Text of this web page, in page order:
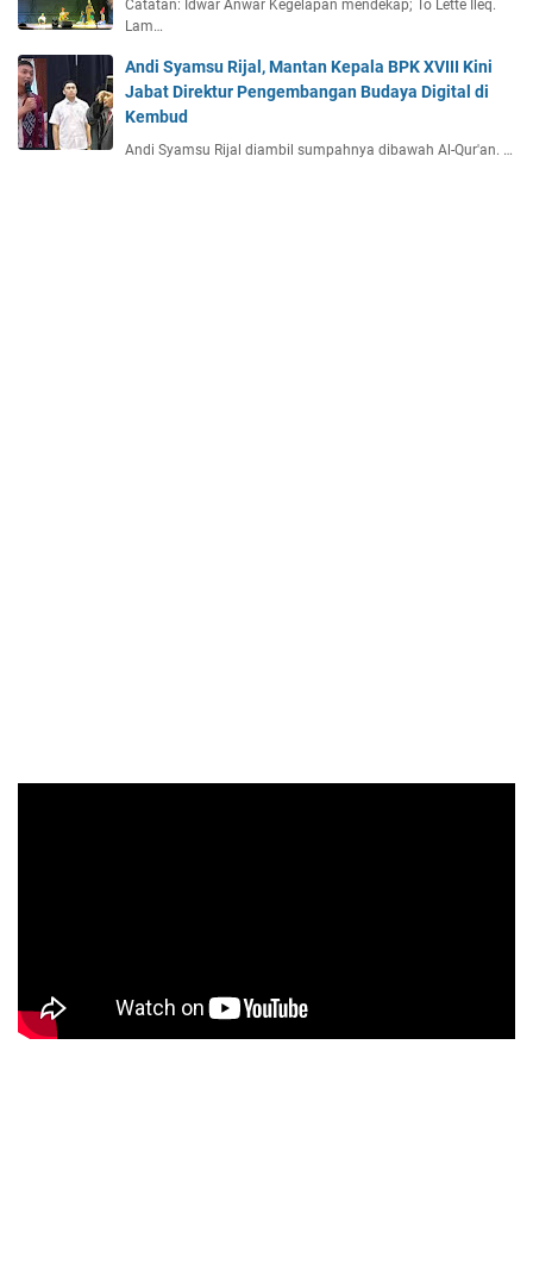
Catatan: Idwar Anwar Kegelapan mendekap; To Létté Ileq.
Lam…
Andi Syamsu Rijal, Mantan Kepala BPK XVIII Kini
Jabat Direktur Pengembangan Budaya Digital di
Kembud
Andi Syamsu Rijal diambil sumpahnya dibawah Al-Qur'an. …